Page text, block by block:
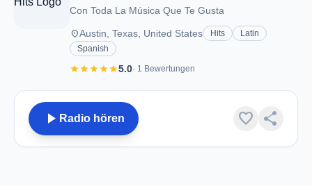
Con Toda La Música Que Te Gusta
placeAustin, Texas, United States Hits
Latin
Spanish
starstarstarstarstar5.0· 1 Bewertungen
play_arrow Radio hören favorite share